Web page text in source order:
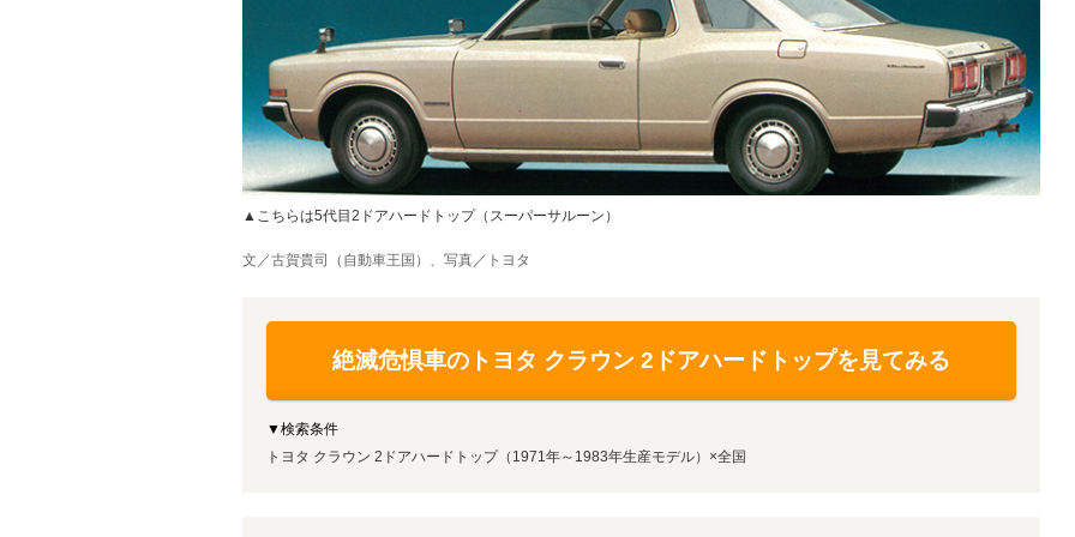
▲こちらは5代目2ドアハードトップ（スーパーサルーン）
文／古賀貴司（自動車王国）、写真／トヨタ
絶滅危惧車のトヨタ クラウン 2ドアハードトップを見てみる
▼検索条件
トヨタ クラウン 2ドアハードトップ（1971年～1983年生産モデル）×全国